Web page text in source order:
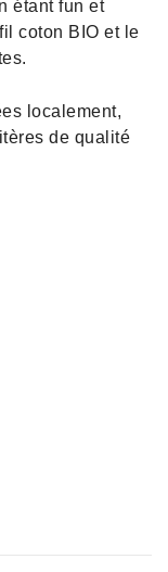
étant fun et
coton BIO et le
localement,
de qualité